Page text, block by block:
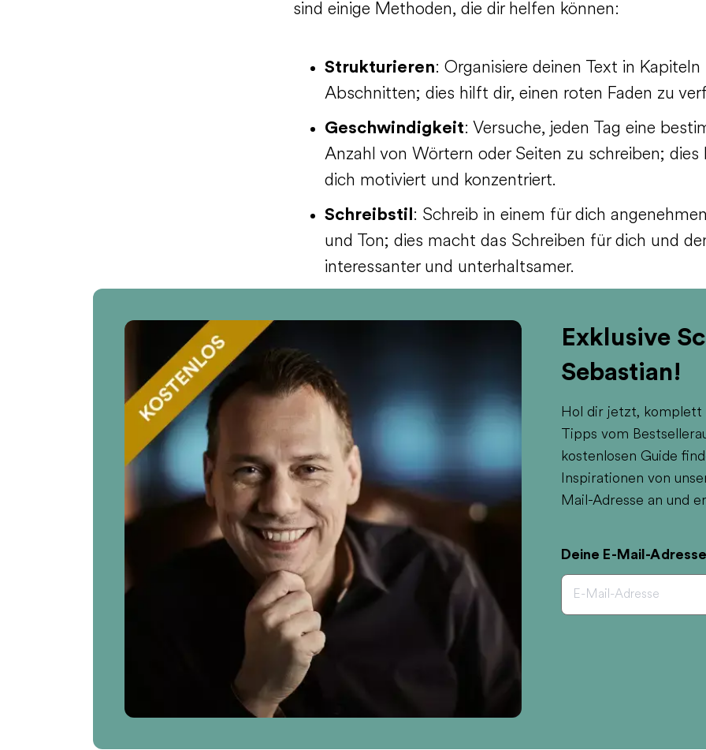
sind einige Methoden, die dir helfen können:
Strukturieren: Organisiere deinen Text in Kapiteln
Abschnitten; dies hilft dir, einen roten Faden zu
Geschwindigkeit: Versuche, jeden Tag eine
Anzahl von Wörtern oder Seiten zu schreiben; dies
dich motiviert und konzentriert.
Schreibstil : Schreib in einem für dich
und Ton; dies macht das Schreiben für dich und
interessanter und unterhaltsamer.
Exklusive
Sebastian!
Hol dir jetzt, komplett
Tipps vom
kostenlosen Guide
Inspirationen von
Mail-Adresse an und
Deine E-Mail-